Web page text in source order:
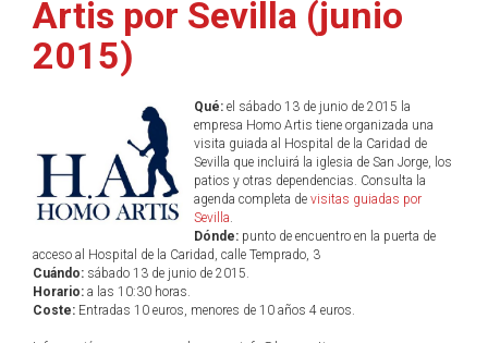
Artis por Sevilla (junio
2015)
Qué:el sábado 13 de junio de 2015 la
empresa Homo Artis tiene organizada una
visita guiada al Hospital de la Caridad de
Sevilla que incluirá la iglesia de San Jorge, los
patios y otras dependencias. Consulta la
agenda completa de visitas guiadas por
Sevilla.
Dónde:punto de encuentro en la puerta de
acceso al Hospital de la Caridad, calle Temprado, 3
Cuándo: sábado 13 de junio de 2015.
Horario: a las 10:30 horas.
Coste: Entradas 10 euros, menores de 10 años 4 euros.